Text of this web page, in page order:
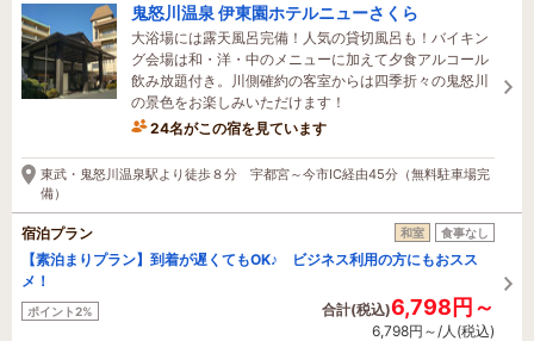
鬼怒川温泉 伊東園ホテルニューさくら
大浴場には露天風呂完備！人気の貸切風呂も！バイキン
グ会場は和・洋・中のメニューに加えて夕食アルコール
飲み放題付き。川側確約の客室からは四季折々の鬼怒川
の景色をお楽しみいただけます！
24名がこの宿を見ています
たった今予約されました
東武・鬼怒川温泉駅より徒歩８分 宇都宮～今市IC経由45分（無料駐車場完
備）
宿泊プラン 和室 食事なし
【素泊まりプラン】到着が遅くてもOK♪ ビジネス利用の方にもおスス
メ！
ポイント2% 合計(税込)6,798円～
6,798円～/人(税込)